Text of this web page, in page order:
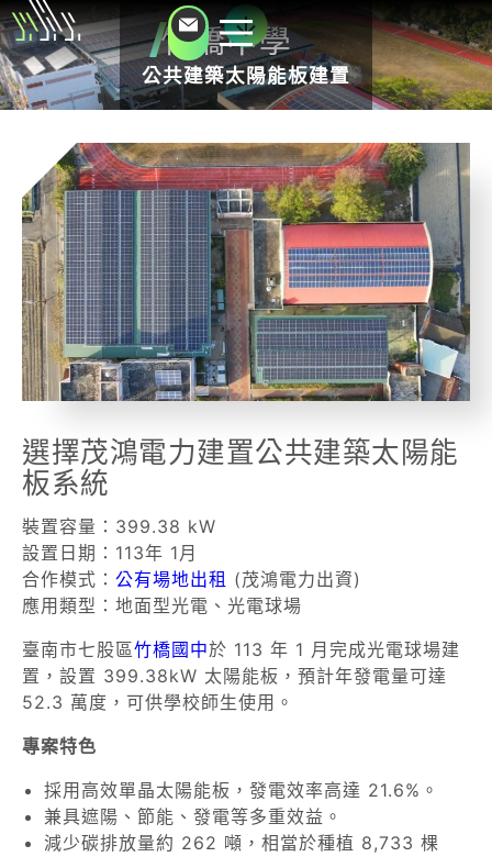
竹橋中學
公共建築太陽能板建置
選擇茂鴻電力建置公共建築太陽能
板系統
裝置容量：399.38 kW
設置日期：113年 1月
合作模式： 公有場地出租 (茂鴻電力出資)
應用類型：地面型光電、光電球場
臺南市七股區竹橋國中於 113 年 1 月完成光電球場建
置，設置 399.38kW 太陽能板，預計年發電量可達
52.3 萬度，可供學校師生使用。
專案特色
採用高效單晶太陽能板，發電效率高達 21.6%。
兼具遮陽、節能、發電等多重效益。
減少碳排放量約 262 噸，相當於種植 8,733 棵